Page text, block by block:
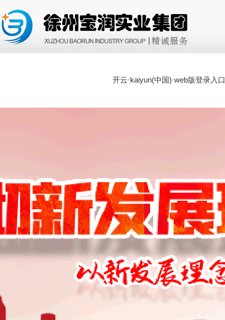
开云·kaiyun(中国)·web版登录入口